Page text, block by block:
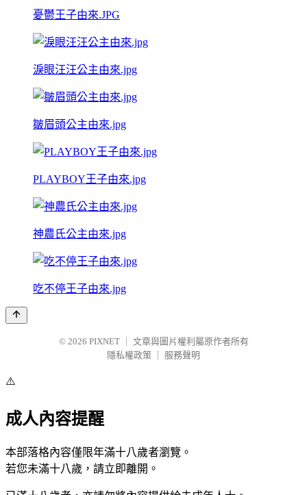
憂鬱王子由來.JPG
淚眼汪汪公主由來.jpg
皺眉頭公主由來.jpg
PLAYBOY王子由來.jpg
神農氏公主由來.jpg
吃不停王子由來.jpg
© 2026 PIXNET
文章與圖片權利屬原作者所有
隱私權政策
服務聲明
⚠️
成人內容提醒
本部落格內容僅限年滿十八歲者瀏覽。
若您未滿十八歲，請立即離開。